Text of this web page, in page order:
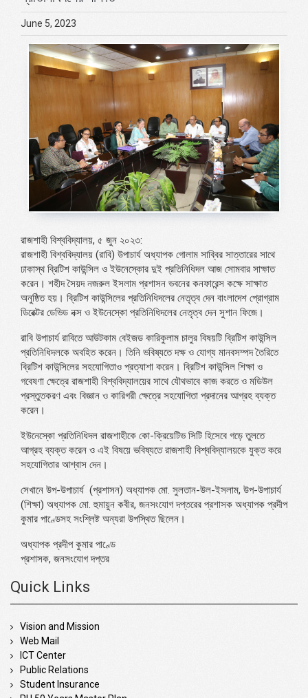
June 5, 2023
রাজশাহী বিশ্ববিদ্যালয়, ৫ জুন ২০২৩:
রাজশাহী বিশ্ববিদ্যালয় (রাবি) উপাচার্য অধ্যাপক গোলাম সাব্বির সাত্তারের সাথে
ঢাকাস্থ ব্রিটিশ কাউন্সিল ও ইউনেস্কোর দুই প্রতিনিধিদল আজ সোমবার সাক্ষাত
করেন। শহীদ সৈয়দ নজরুল ইসলাম প্রশাসন ভবনের কনফারেন্স কক্ষে সাক্ষাত
অনুষ্ঠিত হয়। ব্রিটিশ কাউন্সিলের প্রতিনিধিদলের নেতৃত্ব দেন বাংলাদেশ প্রোগ্রাম
ডিরেক্টর ডেভিড নক্স ও ইউনেস্কো প্রতিনিধিদলের নেতৃত্ব দেন সুশান ফিজে।
রাবি উপাচার্য রাবিতে আউটকাম বেইজড কারিকুলাম চালুর বিষয়টি ব্রিটিশ কাউন্সিল
প্রতিনিধিদলকে অবহিত করেন। তিনি ভবিষ্যতে দক্ষ ও যোগ্য মানবসম্পদ তৈরিতে
ব্রিটিশ কাউন্সিলের সহযোগিতাও প্রত্যাশা করেন। ব্রিটিশ কাউন্সিল শিক্ষা ও
গবেষণা ক্ষেত্রে রাজশাহী বিশ্ববিদ্যালয়ের সাথে যৌথভাবে কাজ করতে ও মডিউল
প্রস্তুতকরণ এবং বিজ্ঞান ও কারিগরী ক্ষেত্রে সহযোগিতা প্রদানের আগ্রহ ব্যক্ত
করেন।
ইউনেস্কো প্রতিনিধিদল রাজশাহীকে কো-ক্রিয়েটিভ সিটি হিসেবে গড়ে তুলতে
আগ্রহ ব্যক্ত করেন ও এই বিষয়ে ভবিষ্যতে রাজশাহী বিশ্ববিদ্যালয়কে যুক্ত করে
সহযোগিতার আশ্বাস দেন।
সেখানে উপ-উপাচার্য (প্রশাসন) অধ্যাপক মো. সুলতান-উল-ইসলাম, উপ-উপাচার্য
(শিক্ষা) অধ্যাপক মো. হুমায়ুন কবীর, জনসংযোগ দপ্তরের প্রশাসক অধ্যাপক প্রদীপ
কুমার পাণ্ডেসহ সংশ্লিষ্ট অন্যরা উপস্থিত ছিলেন।
অধ্যাপক প্রদীপ কুমার পাণ্ডে
প্রশাসক, জনসংযোগ দপ্তর
Quick Links
Vision and Mission
Web Mail
ICT Center
Public Relations
Student Insurance